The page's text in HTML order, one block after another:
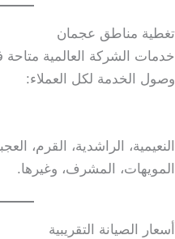
تغطية مناطق عجمان
خدمات الشركة العالمية
وصول الخدمة لكل العملاء:
النعيمية، الراشدية، القرم،
المويهات، المشرف، وغيرها.
أسعار الصيانة التقريبية